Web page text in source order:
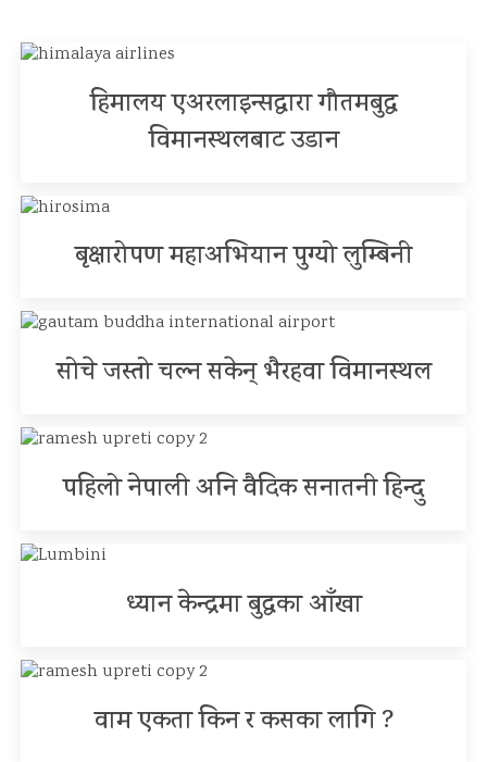
हिमालय एअरलाइन्सद्वारा गौतमबुद्ध
विमानस्थलबाट उडान
बृक्षारोपण महाअभियान पुग्यो लुम्बिनी
सोचे जस्तो चल्न सकेन् भैरहवा विमानस्थल
पहिलो नेपाली अनि वैदिक सनातनी हिन्दु
ध्यान केन्द्रमा बुद्धका आँखा
वाम एकता किन र कसका लागि ?